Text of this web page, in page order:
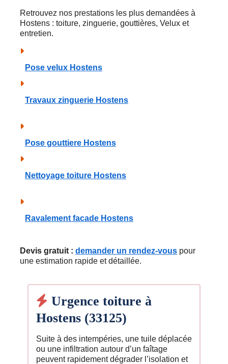
Retrouvez nos prestations les plus demandées à
Hostens : toiture, zinguerie, gouttières, Velux et
entretien.
Pose velux Hostens
Travaux zinguerie Hostens
Pose gouttiere Hostens
Nettoyage toiture Hostens
Ravalement facade Hostens
Devis gratuit : demander un rendez-vous pour
une estimation rapide et détaillée.
Urgence toiture à
Hostens (33125)
Suite à des intempéries, une tuile déplacée
ou une infiltration autour d’un faîtage
peuvent rapidement dégrader l’isolation et